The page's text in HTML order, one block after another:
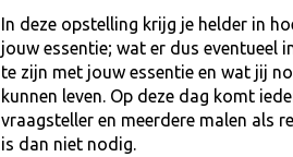
In deze opstelling krijg je helder in
jouw essentie; wat er dus eventueel
te zijn met jouw essentie en wat jij
kunnen leven. Op deze dag komt
vraagsteller en meerdere malen als
is dan niet nodig.